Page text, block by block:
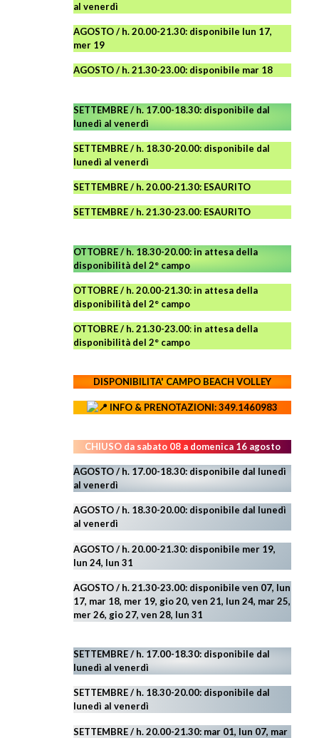
al venerdì
AGOSTO / h. 20.00-21.30: disponibile lun 17,
mer 19
AGOSTO/ h. 21.30-23.00: disponibile mar 18
SETTEMBRE / h. 17.00-18.30: disponibile dal
lunedì al venerdì
SETTEMBRE / h. 18.30-20.00: disponibile dal
lunedì al venerdì
SETTEMBRE / h. 20.00-21.30: ESAURITO
SETTEMBRE / h. 21.30-23.00: ESAURITO
OTTOBRE / h. 18.30-20.00:in attesa della
disponibilità del 2° campo
OTTOBRE / h. 20.00-21.30:in attesa della
disponibilità del 2° campo
OTTOBRE / h. 21.30-23.00:in attesa della
disponibilità del 2° campo
DISPONIBILITA' CAMPOBEACH VOLLEY
INFO & PRENOTAZIONI: 349.1460983
CHIUSO da sabato 08 a domenica 16 agosto
AGOSTO / h. 17.00-18.30: disponibile dal lunedì
al venerdì
AGOSTO/ h. 18.30-20.00: disponibile dal lunedì
al venerdì
AGOSTO / h. 20.00-21.30: disponibile mer 19,
lun 24, lun 31
AGOSTO/ h. 21.30-23.00: disponibile ven 07, lun
17, mar 18, mer 19, gio 20, ven 21, lun 24, mar 25,
mer 26, gio 27, ven 28, lun 31
SETTEMBRE / h. 17.00-18.30: disponibile dal
lunedì al venerdì
SETTEMBRE / h. 18.30-20.00: disponibile dal
lunedì al venerdì
SETTEMBRE / h. 20.00-21.30: mar 01, lun 07, mar